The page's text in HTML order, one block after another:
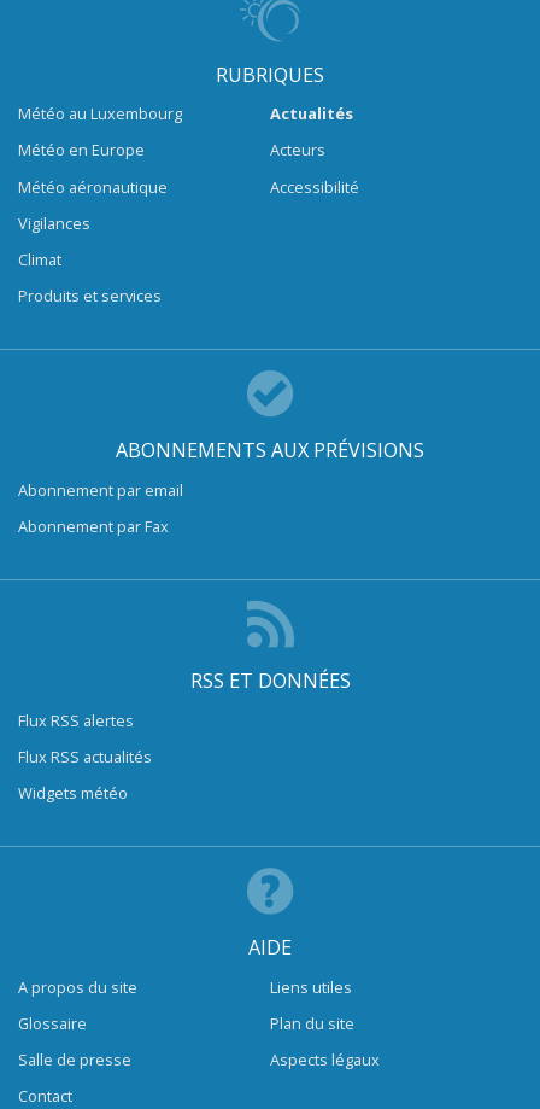
RUBRIQUES
Météo au Luxembourg
Météo en Europe
Météo aéronautique
Vigilances
Climat
Produits et services
Actualités
Acteurs
Accessibilité
ABONNEMENTS AUX PRÉVISIONS
Abonnement par email
Abonnement par Fax
RSS ET DONNÉES
Flux RSS alertes
Flux RSS actualités
Widgets météo
AIDE
A propos du site
Glossaire
Salle de presse
Contact
Liens utiles
Plan du site
Aspects légaux